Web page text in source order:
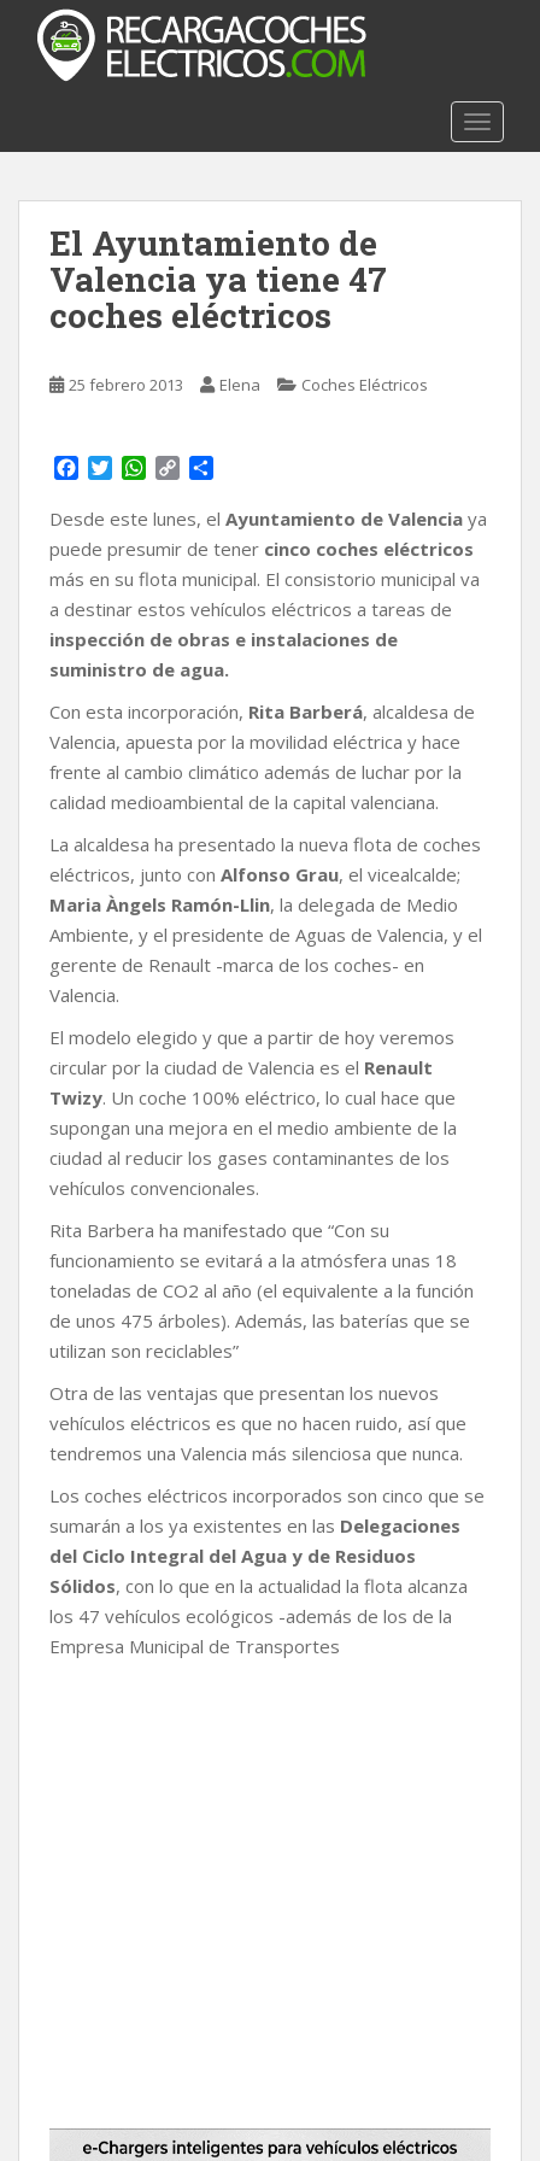
o
El Ayuntamiento de
Valencia ya tiene 47
coches eléctricos
25 febrero 2013 Elena Coches Eléctricos
c
e
b
o
o
k
i
t
t
e
r
W
a
t
s
A
p
p
p
y
L
i
n
k
m
p
a
r
t
i
r
Desde este lunes, el Ayuntamiento de Valencia ya
puede presumir de tener cinco coches eléctricos
más en su flota municipal. El consistorio municipal va
a destinar estos vehículos eléctricos a tareas de
inspección de obras e instalaciones de
suministro de agua.
Con esta incorporación, Rita Barberá, alcaldesa de
Valencia, apuesta por la movilidad eléctrica y hace
frente al cambio climático además de luchar por la
calidad medioambiental de la capital valenciana.
La alcaldesa ha presentado la nueva flota de coches
eléctricos, junto con Alfonso Grau, el vicealcalde;
Maria Àngels Ramón-Llin, la delegada de Medio
Ambiente, y el presidente de Aguas de Valencia, y el
gerente de Renault -marca de los coches- en
Valencia.
El modelo elegido y que a partir de hoy veremos
circular por la ciudad de Valencia es el Renault
Twizy. Un coche 100% eléctrico, lo cual hace que
supongan una mejora en el medio ambiente de la
ciudad al reducir los gases contaminantes de los
vehículos convencionales.
Rita Barbera ha manifestado que “Con su
funcionamiento se evitará a la atmósfera unas 18
toneladas de CO2 al año (el equivalente a la función
de unos 475 árboles). Además, las baterías que se
utilizan son reciclables”
Otra de las ventajas que presentan los nuevos
vehículos eléctricos es que no hacen ruido, así que
tendremos una Valencia más silenciosa que nunca.
Los coches eléctricos incorporados son cinco que se
sumarán a los ya existentes en las Delegaciones
del Ciclo Integral del Agua y de Residuos
Sólidos, con lo que en la actualidad la flota alcanza
los 47 vehículos ecológicos -además de los de la
Empresa Municipal de Transportes